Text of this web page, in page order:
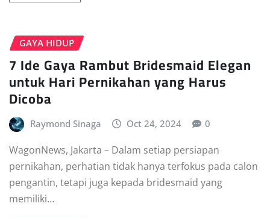
GAYA HIDUP
7 Ide Gaya Rambut Bridesmaid Elegan
untuk Hari Pernikahan yang Harus
Dicoba
Raymond Sinaga Oct 24, 2024 0
WagonNews, Jakarta – Dalam setiap persiapan
pernikahan, perhatian tidak hanya terfokus pada calon
pengantin, tetapi juga kepada bridesmaid yang
memiliki…